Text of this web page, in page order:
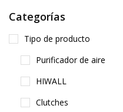
Categorías
Tipo de producto
Purificador de aire
HIWALL
Clutches